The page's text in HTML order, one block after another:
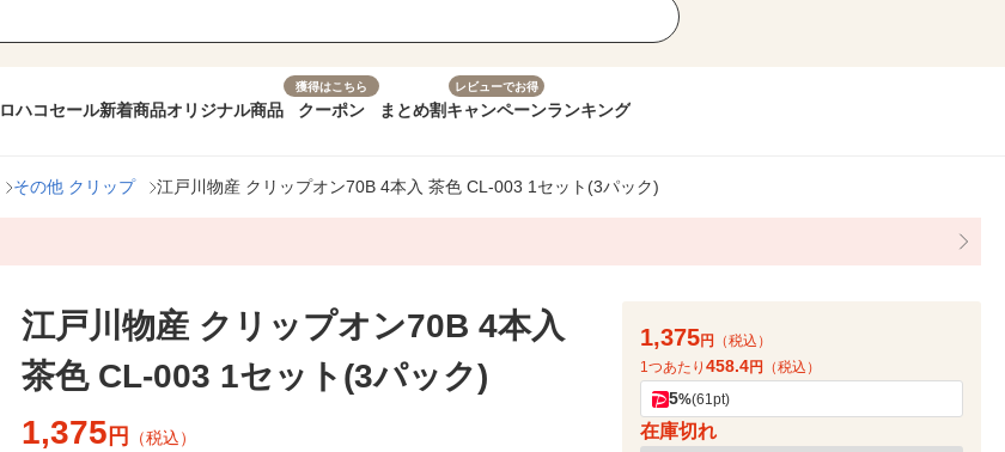
ロハコセール新着商品オリジナル商品
獲得はこちら
クーポン まとめ割
レビューでお得
キャンペーンランキング
その他 クリップ 江戸川物産 クリップオン70B 4本入 茶色 CL-003 1セット(3パック)
江戸川物産 クリップオン70B 4本入
茶色 CL-003 1セット(3パック)
1,375 円 （税込）
1,375円
（税込）
1つあたり 458.4円 （税込）
5%(61pt)
在庫切れ